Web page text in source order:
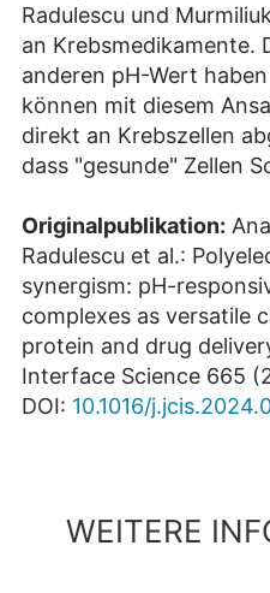
Radulescu und
an Krebsmedikamente.
anderen pH-Wert
können mit diesem
direkt an Krebszellen
dass "gesunde" Zellen
Originalpublikation:
Radulescu et al.:
synergism: pH-
complexes as versatile
protein and drug
Interface Science 665
DOI: 10.1016/
WEITERE